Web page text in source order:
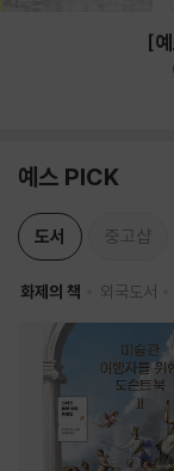
[
예스 PICK
도서 중고샵
화제의 책 외국도서